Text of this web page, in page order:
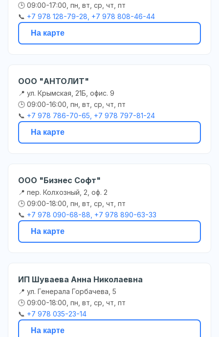
🕒 09:00-17:00, пн, вт, ср, чт, пт
📞 +7 978 128-79-28, +7 978 808-46-44
На карте
ООО "АНТОЛИТ"
📍 ул. Крымская, 21Б, офис. 9
🕒 09:00-16:00, пн, вт, ср, чт, пт
📞 +7 978 786-70-65, +7 978 797-81-24
На карте
ООО "Бизнес Софт"
📍 пер. Колхозный, 2, оф. 2
🕒 09:00-18:00, пн, вт, ср, чт, пт
📞 +7 978 090-68-88, +7 978 890-63-33
На карте
ИП Шуваева Анна Николаевна
📍 ул. Генерала Горбачева, 5
🕒 09:00-18:00, пн, вт, ср, чт, пт
📞 +7 978 035-23-14
На карте